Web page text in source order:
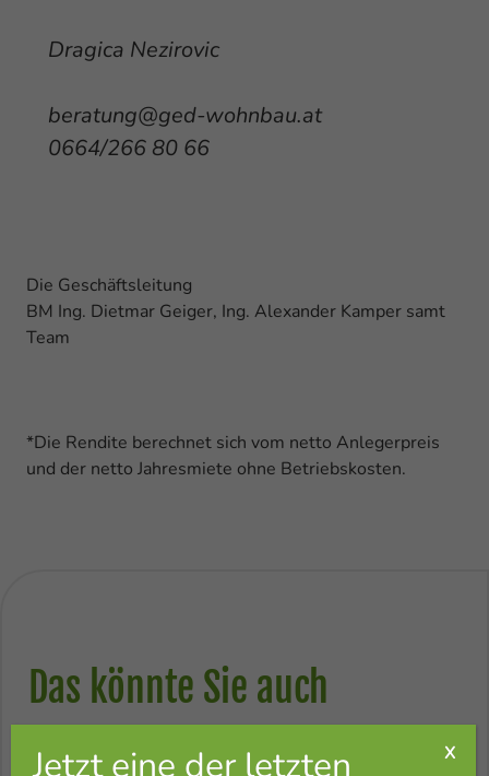
Dragica Nezirovic
beratung@ged-wohnbau.at
0664/266 80 66
Die Geschäftsleitung
BM Ing. Dietmar Geiger, Ing. Alexander Kamper samt
Team
*Die Rendite berechnet sich vom netto Anlegerpreis
und der netto Jahresmiete ohne Betriebskosten.
Das könnte Sie auch
interessieren.